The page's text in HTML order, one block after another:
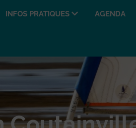
INFOS PRATIQUES AGENDA